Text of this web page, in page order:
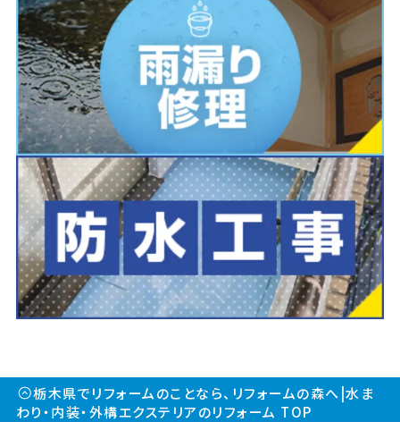
栃木県でリフォームのことなら、リフォームの森へ|水ま
わり・内装・外構エクステリアのリフォーム TOP